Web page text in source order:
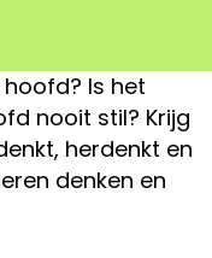
Is het
nooit stil? Krijg
herdenkt en
denken en